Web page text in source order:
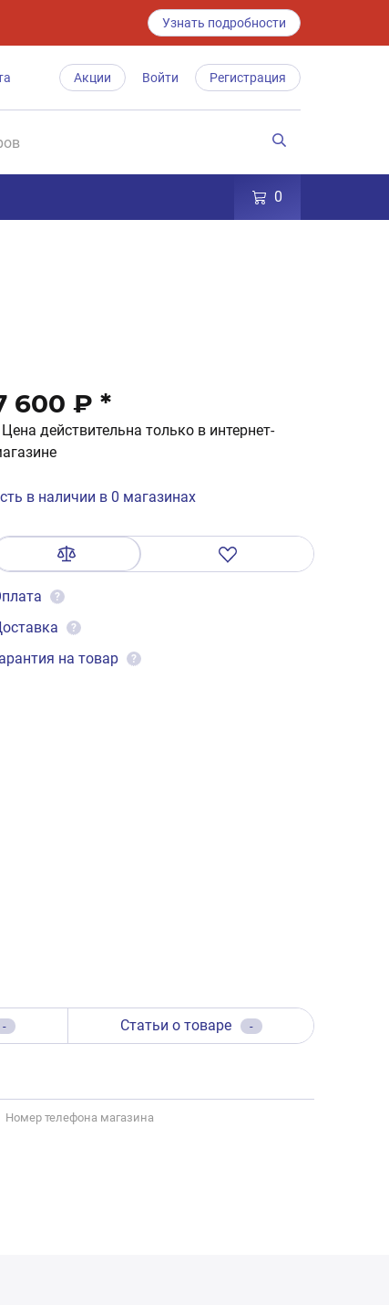
Узнать подробности
Акции Войти Регистрация
0
600 ₽ *
действительна только в интернет-
в наличии в 0 магазинах
?
?
на товар ?
- Статьи о товаре -
Номер телефона магазина